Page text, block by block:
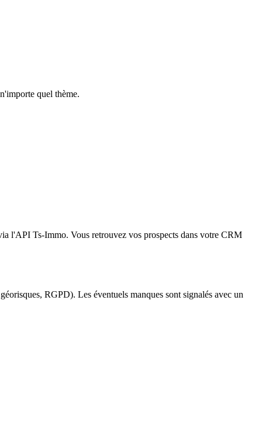
quel thème.
l'API Ts-Immo. Vous retrouvez vos prospects dans votre CRM
RGPD). Les éventuels manques sont signalés avec un